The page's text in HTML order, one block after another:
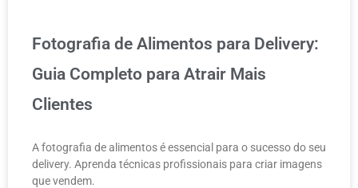
Fotografia de Alimentos para Delivery:
Guia Completo para Atrair Mais
Clientes
A fotografia de alimentos é essencial para o sucesso do seu
delivery. Aprenda técnicas profissionais para criar imagens
que vendem.